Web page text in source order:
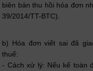
biên bản thu hồi hóa đơn
39/2014/TT-BTC).
b) Hóa đơn viết sai đã
thuế:
- Cách xử lý: Nếu kế toàn